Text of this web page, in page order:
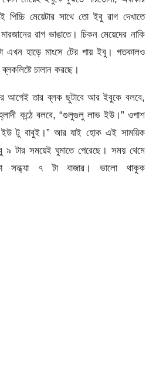
মেয়েটার সাথে তো ইবু রাগ দেখাতে
রাগ ভাঙাতে। চিকন মেয়েদের নাকি
এখন হাড়ে মাংসে টের পায় ইবু। গতকালও
চালান করছে।
আগেই তার ব্লক ছুটাবে আর ইবুকে বলবে,
কন্ঠে বলবে, “গুলুগুলু লাভ ইউ।” ওপাশ
ইউ টু বাবুই।” আর যাই হোক এই সাময়িক
৯ টার সময়েই ঘুমাতে পেরেছে। সময় থেমে
সন্ধ্যা ৭ টা বাজার। ভালো থাকুক